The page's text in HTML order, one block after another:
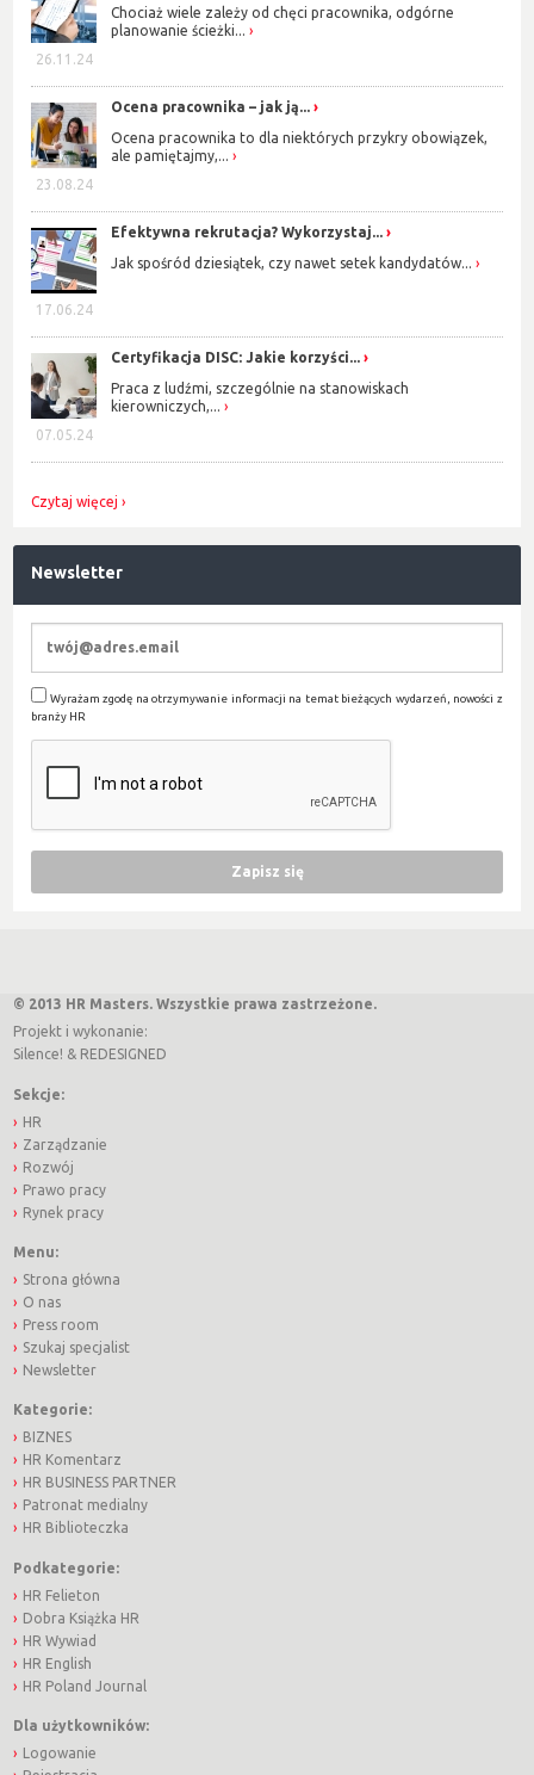
26.11.24
Chociaż wiele zależy od chęci pracownika, odgórne
planowanie ścieżki...
23.08.24
Ocena pracownika – jak ją...
Ocena pracownika to dla niektórych przykry obowiązek,
ale pamiętajmy,...
17.06.24
Efektywna rekrutacja? Wykorzystaj...
Jak spośród dziesiątek, czy nawet setek kandydatów...
07.05.24
Certyfikacja DISC: Jakie korzyści...
Praca z ludźmi, szczególnie na stanowiskach
kierowniczych,...
Czytaj więcej
Newsletter
Wyrażam zgodę na otrzymywanie informacji na temat bieżących wydarzeń, nowości z
branży HR
© 2013 HR Masters. Wszystkie prawa zastrzeżone.
Projekt i wykonanie:
Silence! & REDESIGNED
Sekcje:
HR
Zarządzanie
Rozwój
Prawo pracy
Rynek pracy
Menu:
Strona główna
O nas
Press room
Szukaj specjalist
Newsletter
Kategorie:
BIZNES
HR Komentarz
HR BUSINESS PARTNER
Patronat medialny
HR Biblioteczka
Podkategorie:
HR Felieton
Dobra Książka HR
HR Wywiad
HR English
HR Poland Journal
Dla użytkowników:
Logowanie